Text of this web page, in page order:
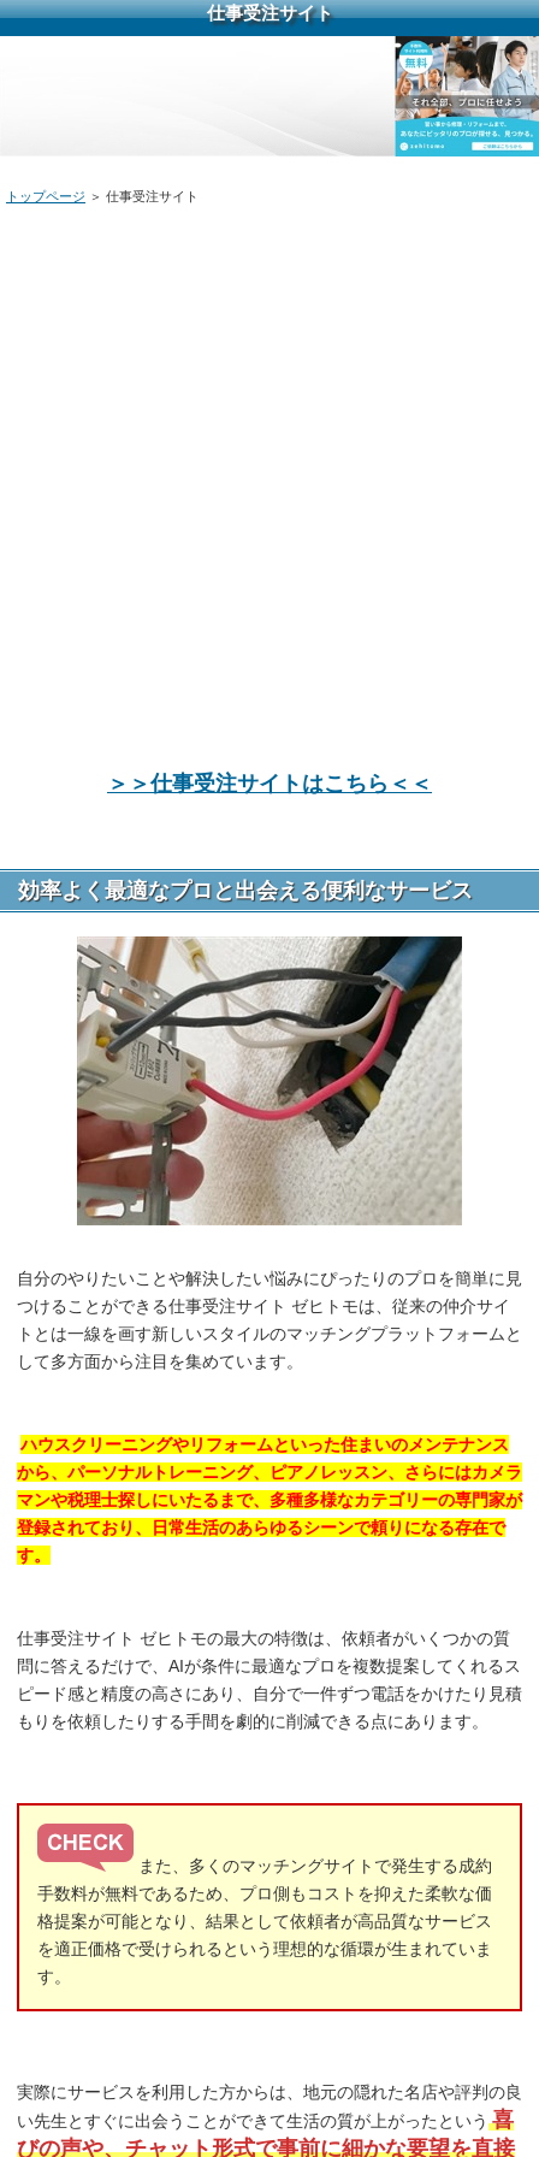
仕事受注サイト
トップページ ＞ 仕事受注サイト
＞＞仕事受注サイトはこちら＜＜
効率よく最適なプロと出会える便利なサービス
自分のやりたいことや解決したい悩みにぴったりのプロを簡単に見
つけることができる仕事受注サイト ゼヒトモは、従来の仲介サイ
トとは一線を画す新しいスタイルのマッチングプラットフォームと
して多方面から注目を集めています。
ハウスクリーニングやリフォームといった住まいのメンテナンス
から、パーソナルトレーニング、ピアノレッスン、さらにはカメラ
マンや税理士探しにいたるまで、多種多様なカテゴリーの専門家が
登録されており、日常生活のあらゆるシーンで頼りになる存在で
す。
仕事受注サイト ゼヒトモの最大の特徴は、依頼者がいくつかの質
問に答えるだけで、AIが条件に最適なプロを複数提案してくれるス
ピード感と精度の高さにあり、自分で一件ずつ電話をかけたり見積
もりを依頼したりする手間を劇的に削減できる点にあります。
また、多くのマッチングサイトで発生する成約
手数料が無料であるため、プロ側もコストを抑えた柔軟な価
格提案が可能となり、結果として依頼者が高品質なサービス
を適正価格で受けられるという理想的な循環が生まれていま
す。
実際にサービスを利用した方からは、地元の隠れた名店や評判の良
い先生とすぐに出会うことができて生活の質が上がったという 喜
びの声や、チャット形式で事前に細かな要望を直接